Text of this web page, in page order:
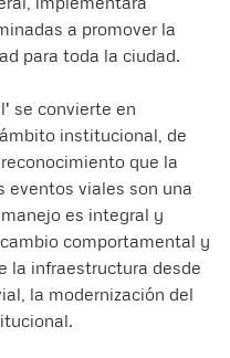
a promover la
para toda la ciudad.
se convierte en
institucional, de
que la
eventos viales son una
es integral y
comportamental y
la infraestructura desde
la modernización del